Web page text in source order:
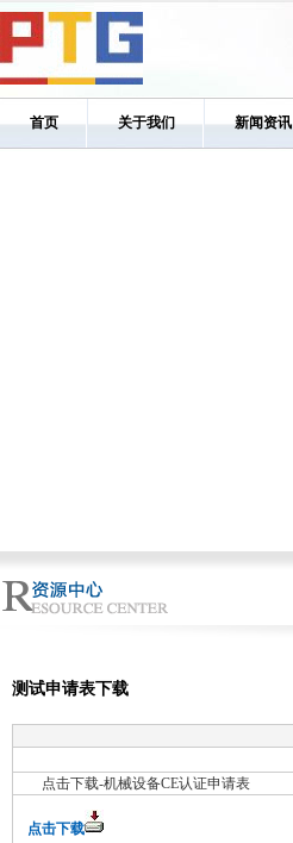
首页 关于我们 新闻资讯
测试申请表下载
点击下载-机械设备CE认证申请表
点击下载